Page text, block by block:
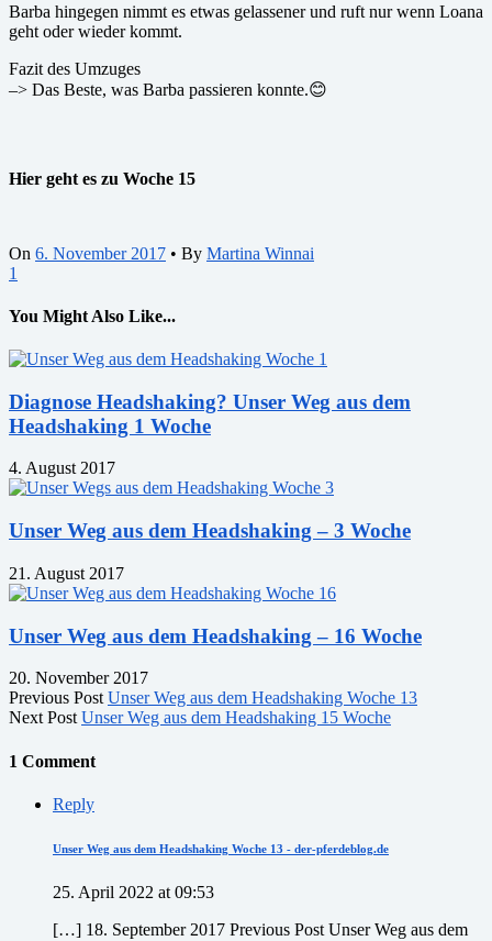
Barba hingegen nimmt es etwas gelassener und ruft nur wenn Loana
geht oder wieder kommt.
Fazit des Umzuges
–> Das Beste, was Barba passieren konnte.😊
Hier geht es zu Woche 15
On 6. November 2017 • By Martina Winnai
1
You Might Also Like...
Diagnose Headshaking? Unser Weg aus dem
Headshaking 1 Woche
4. August 2017
Unser Weg aus dem Headshaking – 3 Woche
21. August 2017
Unser Weg aus dem Headshaking – 16 Woche
20. November 2017
Previous Post Unser Weg aus dem Headshaking Woche 13
Next Post Unser Weg aus dem Headshaking 15 Woche
1 Comment
Reply
Unser Weg aus dem Headshaking Woche 13 - der-pferdeblog.de
25. April 2022 at 09:53
[…] 18. September 2017 Previous Post Unser Weg aus dem